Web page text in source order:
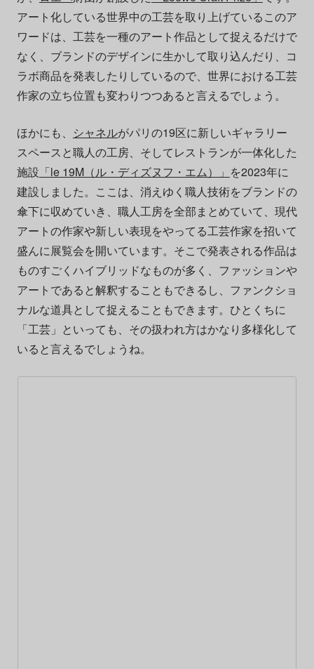
アート化している世界中の工芸を取り上げているこのア
ワードは、工芸を一種のアート作品として捉えるだけで
なく、ブランドのデザインに生かして取り込んだり、コ
ラボ商品を発表したりしているので、世界における工芸
作家の立ち位置も変わりつつあると言えるでしょう。
ほかにも、 シャネルがパリの19区に新しいギャラリー
スペースと職人の工房、そしてレストランが一体化した
施設 「le 19M（ル・ディズヌフ・エム）」 を2023年に
建設しました。ここは、消えゆく職人技術をブランドの
傘下に収めていき、職人工房を全部まとめていて、現代
アートの作家や新しい表現をやってる工芸作家を招いて
盛んに展覧会を開いています。そこで発表される作品は
ものすごくハイブリッドなものが多く、ファッションや
アートであると解釈することもできるし、ファンクショ
ナルな道具として捉えることもできます。ひとくちに
「工芸」といっても、その扱われ方はかなり多様化して
いると言えるでしょうね。